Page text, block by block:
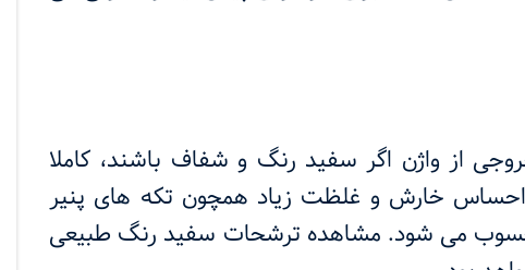
از واژن اگر سفید رنگ و شفاف باشند، کاملا
احساس خارش و غلظت زیاد همچون تکه های پنیر
می شود. مشاهده ترشحات سفید رنگ طبیعی